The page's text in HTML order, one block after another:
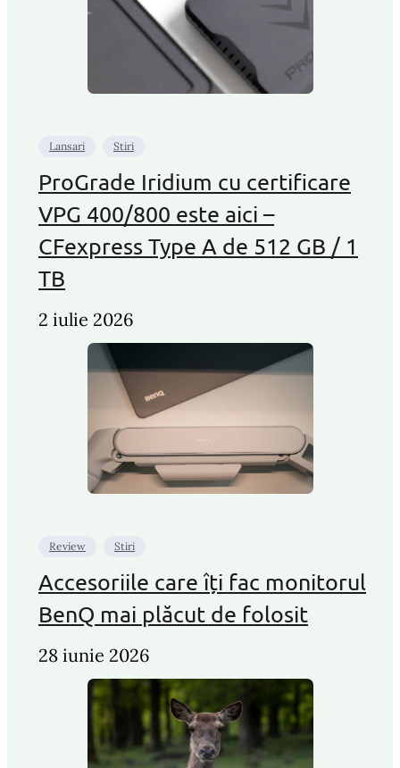
Lansari Stiri
ProGrade Iridium cu certificare
VPG 400/800 este aici –
CFexpress Type A de 512 GB / 1
TB
2 iulie 2026
Review Stiri
Accesoriile care îți fac monitorul
BenQ mai plăcut de folosit
28 iunie 2026